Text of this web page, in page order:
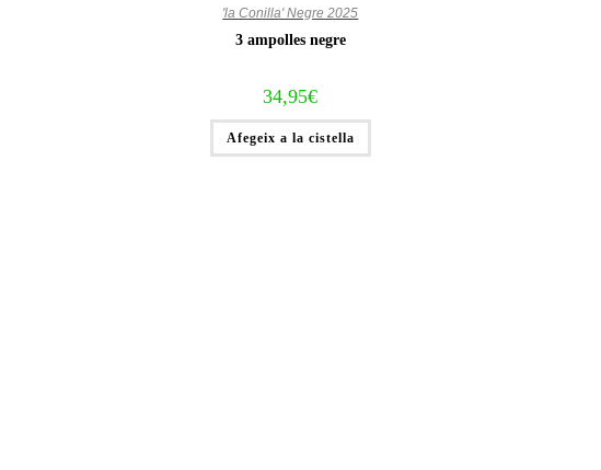
'la Conilla' Negre 2025
3 ampolles negre
34,95€
Afegeix a la cistella